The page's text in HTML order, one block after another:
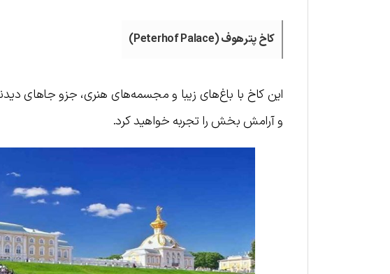
کاخ پترهوف (Peterhof Palace)
این کاخ با باغ‌های زیبا و مجسمه‌های هنری، جزو جاهای
و آرامش بخش را تجربه خواهید کرد.